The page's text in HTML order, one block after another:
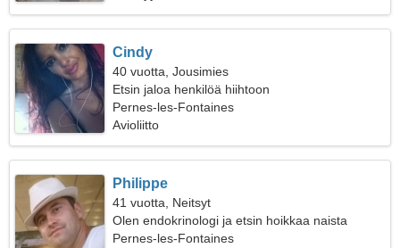
Cindy
40 vuotta, Jousimies
Etsin jaloa henkilöä hiihtoon
Pernes-les-Fontaines
Avioliitto
Philippe
41 vuotta, Neitsyt
Olen endokrinologi ja etsin hoikkaa naista
Pernes-les-Fontaines